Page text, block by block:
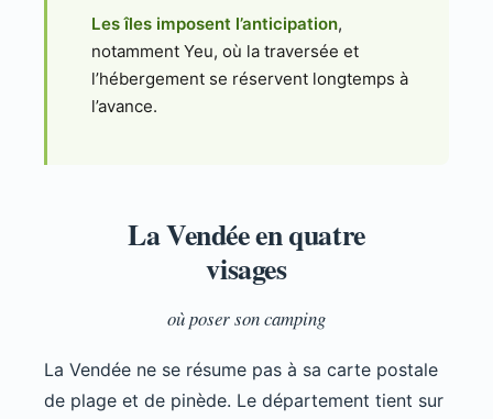
Les îles imposent l’anticipation,
notamment Yeu, où la traversée et
l’hébergement se réservent longtemps à
l’avance.
La Vendée en quatre
visages
où poser son camping
La Vendée ne se résume pas à sa carte postale
de plage et de pinède. Le département tient sur